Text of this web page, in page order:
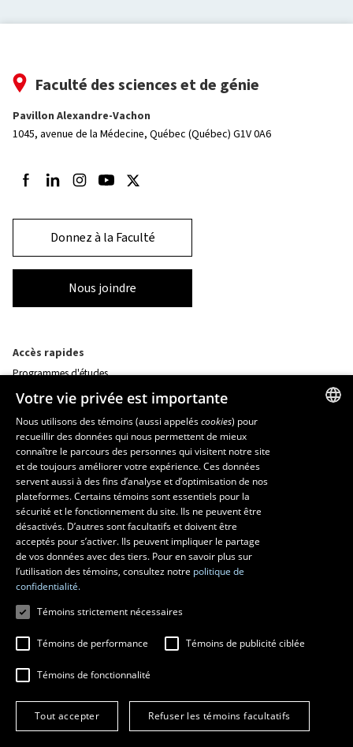
Faculté des sciences et de génie
Pavillon Alexandre-Vachon
1045, avenue de la Médecine, Québec (Québec) G1V 0A6
Suivez-nous sur Facebook
Suivez-nous sur LinkedIn
Suivez-nous sur Instagram
Suivez-nous sur Youtube
Suivez-nous sur Twitter
Donnez à la Faculté
Nous joindre
Accès rapides
Programmes d'études
Nos départements et école
Foire aux questions
Ressources
monPortail
MESURES D'URGENCE
Composer le418 656-5555
© 2026 Université Laval
Tous droits réservés
Conditions générales d'utilisation
Fraude en ligne
Votre vie privée est importante
Nous utilisons des témoins (aussi appeléscookies) pour
recueillir des données qui nous permettent de mieux
connaître le parcours des personnes qui visitent notre site
et de toujours améliorer votre expérience. Ces données
servent aussi à des fins d’analyse et d’optimisation de nos
plateformes. Certains témoins sont essentiels pour la
sécurité et le fonctionnement du site. Ils ne peuvent être
désactivés. D’autres sont facultatifs et doivent être
acceptés pour s’activer. Ils peuvent impliquer le partage
de vos données avec des tiers. Pour en savoir plus sur
l’utilisation des témoins, consultez notre politique de
confidentialité.
Témoins strictement nécessaires
Témoins de performance Témoins de publicité ciblée
Témoins de fonctionnalité
Tout accepter Refuser les témoins facultatifs